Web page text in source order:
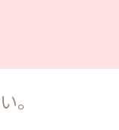
。